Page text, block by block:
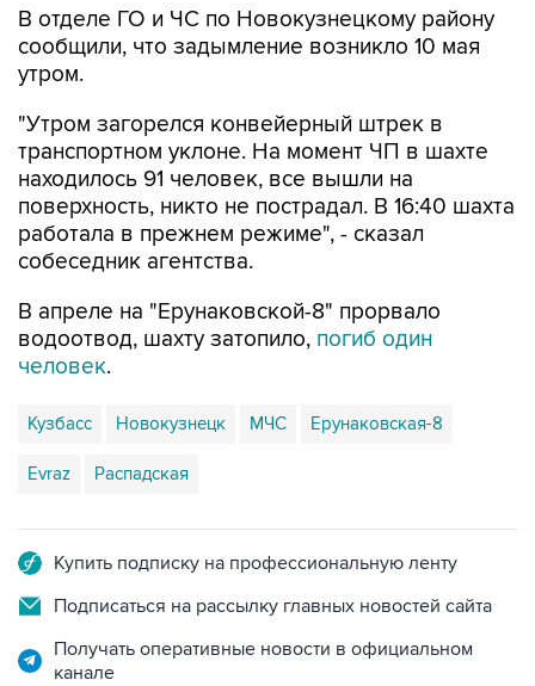
В отделе ГО и ЧС по Новокузнецкому району
сообщили, что задымление возникло 10 мая
утром.
"Утром загорелся конвейерный штрек в
транспортном уклоне. На момент ЧП в шахте
находилось 91 человек, все вышли на
поверхность, никто не пострадал. В 16:40 шахта
работала в прежнем режиме", - сказал
собеседник агентства.
В апреле на "Ерунаковской-8" прорвало
водоотвод, шахту затопило, погиб один
человек.
Кузбасс Новокузнецк МЧС Ерунаковская-8
Evraz Распадская
Купить подписку на профессиональную ленту
Подписаться на рассылку главных новостей сайта
Получать оперативные новости в официальном
канале